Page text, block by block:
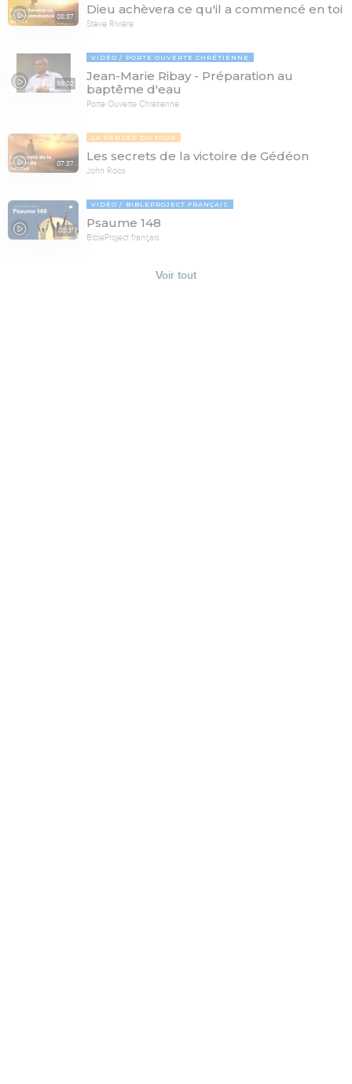
08:37
Dieu achèvera ce qu'il a commencé en toi
Stève Rivière
69:02
VIDÉO PORTE OUVERTE CHRÉTIENNE
Jean-Marie Ribay - Préparation au
baptême d'eau
Porte Ouverte Chrétienne
07:37
LA PENSÉE DU JOUR
Les secrets de la victoire de Gédéon
John Roos
08:31
VIDÉO BIBLEPROJECT FRANÇAIS
Psaume 148
BibleProject français
Voir tout